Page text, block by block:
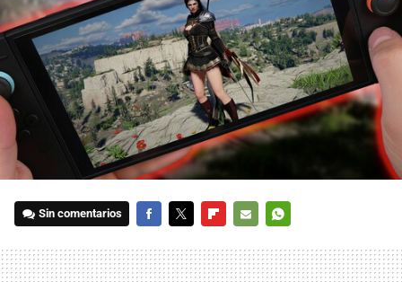
Sin comentarios
MAIL